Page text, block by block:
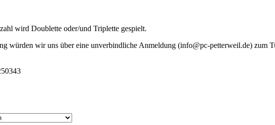
wird Doublette oder/und Triplette gespielt.
würden wir uns über eine unverbindliche Anmeldung (info@pc-petterweil.de) zum